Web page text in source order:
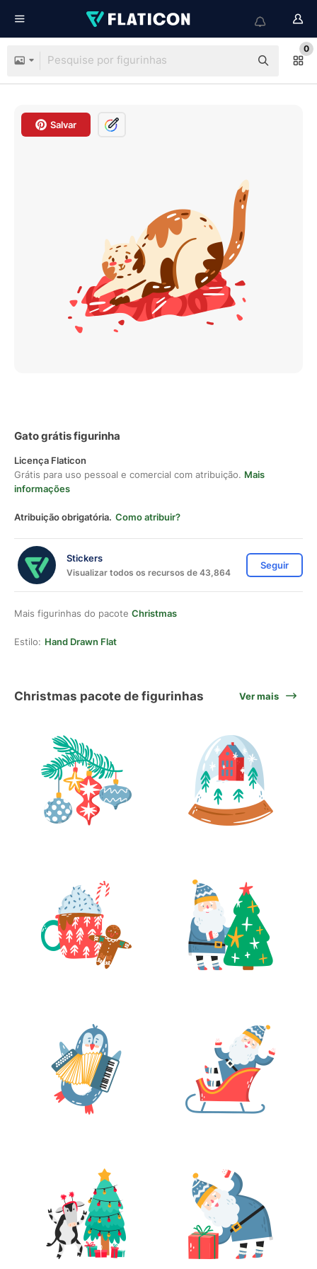
0
Salvar
Gato grátis figurinha
Licença Flaticon
Grátis para uso pessoal e comercial com atribuição. Mais
informações
Atribuição obrigatória. Como atribuir?
Stickers
Visualizar todos os recursos de 43,864
Seguir
Mais figurinhas do pacote Christmas
Estilo: Hand Drawn Flat
Christmas pacote de figurinhas Ver mais